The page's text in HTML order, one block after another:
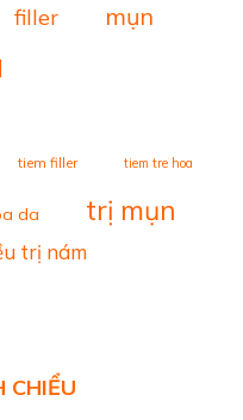
filler mụn
tiem filler tiem tre hoa
da trị mụn
trị nám
CHIỂU